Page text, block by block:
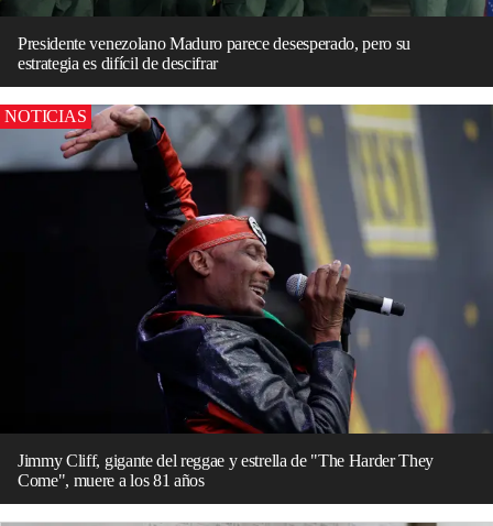
Presidente venezolano Maduro parece desesperado, pero su
estrategia es difícil de descifrar
NOTICIAS
Jimmy Cliff, gigante del reggae y estrella de "The Harder They
Come", muere a los 81 años